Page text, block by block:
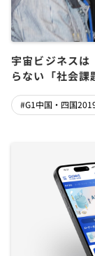
宇宙ビジネスは
らない「社会課
#G1中国・四国